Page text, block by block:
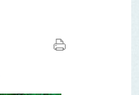
os
a saída